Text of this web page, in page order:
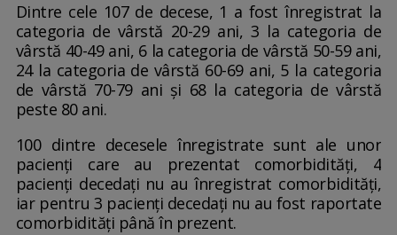
Dintre cele 107 de decese, 1 a fost înregistrat la
categoria de vârstă 20-29 ani, 3 la categoria de
vârstă 40-49 ani, 6 la categoria de vârstă 50-59 ani,
24 la categoria de vârstă 60-69 ani, 5 la categoria
de vârstă 70-79 ani și 68 la categoria de vârstă
peste 80 ani.
100 dintre decesele înregistrate sunt ale unor
pacienți care au prezentat comorbidități, 4
pacienți decedați nu au înregistrat comorbidități,
iar pentru 3 pacienți decedați nu au fost raportate
comorbidități până în prezent.